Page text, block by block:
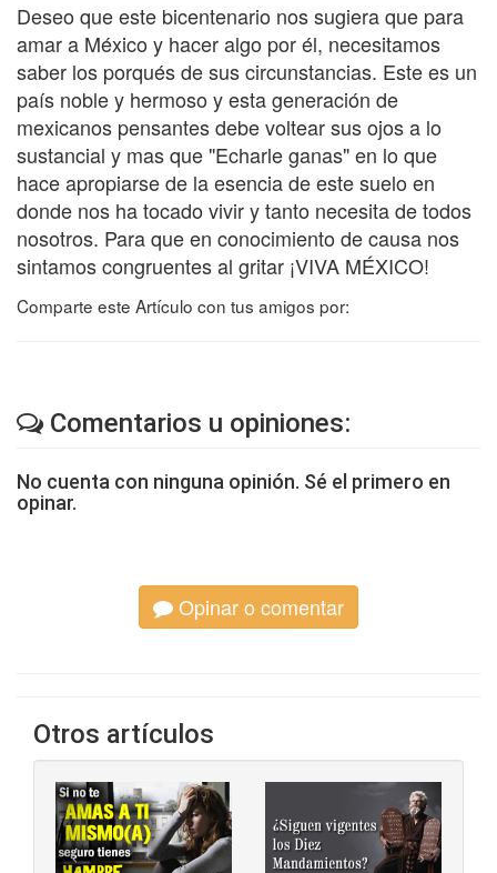
Deseo que este bicentenario nos sugiera que para
amar a México y hacer algo por él, necesitamos
saber los porqués de sus circunstancias. Este es un
país noble y hermoso y esta generación de
mexicanos pensantes debe voltear sus ojos a lo
sustancial y mas que "Echarle ganas" en lo que
hace apropiarse de la esencia de este suelo en
donde nos ha tocado vivir y tanto necesita de todos
nosotros. Para que en conocimiento de causa nos
sintamos congruentes al gritar ¡VIVA MÉXICO!
Comparte este Artículo con tus amigos por:
Comentarios u opiniones:
No cuenta con ninguna opinión. Sé el primero en
opinar.
Opinar o comentar
Otros artículos
‹ ›